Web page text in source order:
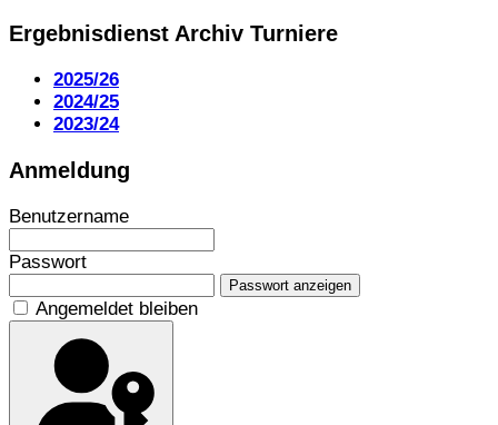
Ergebnisdienst Archiv Turniere
2025/26
2024/25
2023/24
Anmeldung
Benutzername
Passwort
Passwort anzeigen
Angemeldet bleiben